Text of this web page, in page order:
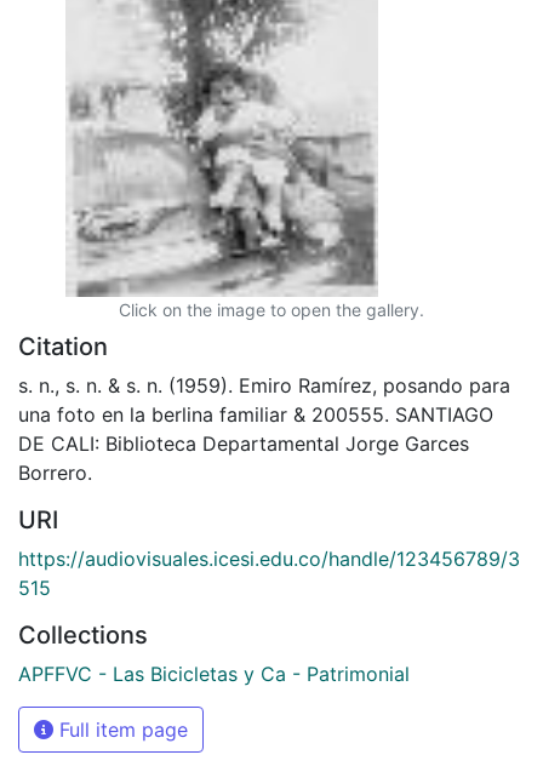
Click on the image to open the gallery.
Citation
s. n., s. n. & s. n. (1959). Emiro Ramírez, posando para
una foto en la berlina familiar & 200555. SANTIAGO
DE CALI: Biblioteca Departamental Jorge Garces
Borrero.
URI
https://audiovisuales.icesi.edu.co/handle/123456789/3
515
Collections
APFFVC - Las Bicicletas y Ca - Patrimonial
Full item page